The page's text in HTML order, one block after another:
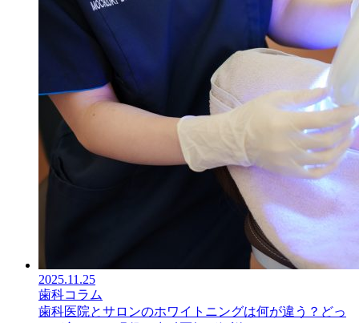
2025.11.25
歯科コラム
歯科医院とサロンのホワイトニングは何が違う？どっ